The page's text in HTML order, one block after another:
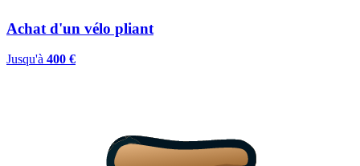
Achat d'un vélo pliant
Jusqu'à 400 €